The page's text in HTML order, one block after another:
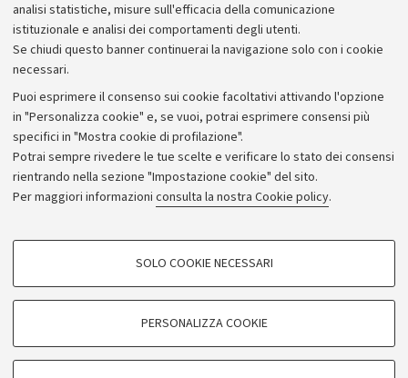
analisi statistiche, misure sull'efficacia della comunicazione
istituzionale e analisi dei comportamenti degli utenti.
Se chiudi questo banner continuerai la navigazione solo con i cookie
necessari.
Puoi esprimere il consenso sui cookie facoltativi attivando l'opzione
in "Personalizza cookie" e, se vuoi, potrai esprimere consensi più
specifici in "Mostra cookie di profilazione".
Potrai sempre rivedere le tue scelte e verificare lo stato dei consensi
rientrando nella sezione "Impostazione cookie" del sito.
Per maggiori informazioni consulta la nostra Cookie policy.
COOKIE DI PROFILAZIONE - FACOLTATIVI
SOLO COOKIE NECESSARI
PERSONALIZZA COOKIE
Archivio
Comunicati stampa
Redazione
Rassegna stampa
© Copyright 2026 - ALMA MATER STUDIORUM - Università di
Bologna - Via Zamboni, 33 - 40126 Bologna - PI: 01131710376 -